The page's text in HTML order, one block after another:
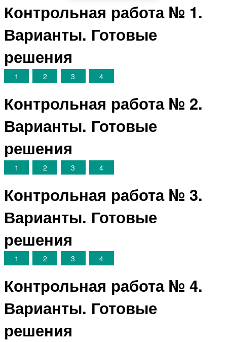
Контрольная работа № 1.
Варианты. Готовые
решения
1 2 3 4
Контрольная работа № 2.
Варианты. Готовые
решения
1 2 3 4
Контрольная работа № 3.
Варианты. Готовые
решения
1 2 3 4
Контрольная работа № 4.
Варианты. Готовые
решения